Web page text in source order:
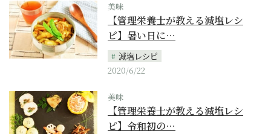
美味
【管理栄養士が教える減塩レシ
ピ】暑い日に…
減塩レシピ
2020/6/22
美味
【管理栄養士が教える減塩レシ
ピ】令和初の…